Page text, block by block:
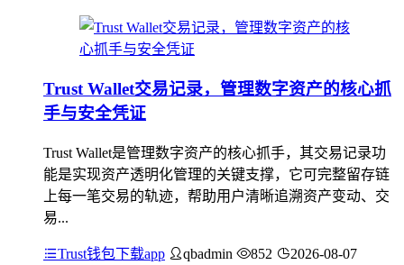
Trust Wallet交易记录，管理数字资产的核心抓
手与安全凭证
Trust Wallet是管理数字资产的核心抓手，其交易记录功
能是实现资产透明化管理的关键支撑，它可完整留存链
上每一笔交易的轨迹，帮助用户清晰追溯资产变动、交
易...
Trust钱包下载app qbadmin 852 2026-08-07